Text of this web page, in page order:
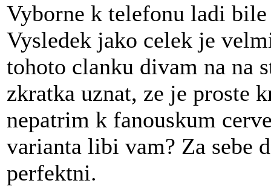
Vyborne k telefonu ladi
Vysledek jako celek je
tohoto clanku divam na na
zkratka uznat, ze je proste
nepatrim k fanouskum
varianta libi vam? Za sebe
perfektni.